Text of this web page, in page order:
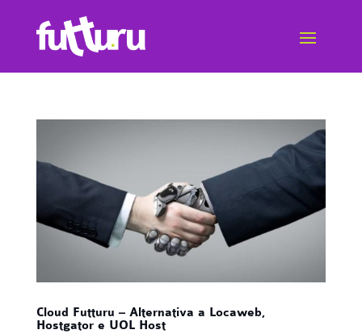
Cloud Futturu – Alternativa a Locaweb,
Hostgator e UOL Host